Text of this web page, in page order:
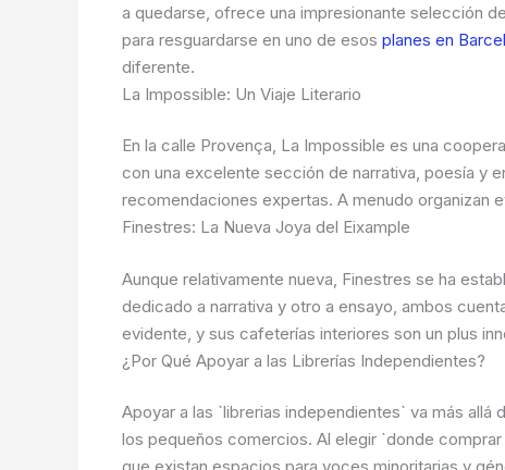
a quedarse, ofrece una impresionante selección
para resguardarse en uno de esos planes en
diferente.
La Impossible: Un Viaje Literario
En la calle Provença, La Impossible es una
con una excelente sección de narrativa, poesía y
recomendaciones expertas. A menudo organizan
Finestres: La Nueva Joya del Eixample
Aunque relativamente nueva, Finestres se ha
dedicado a narrativa y otro a ensayo, ambos
evidente, y sus cafeterías interiores son un plus
¿Por Qué Apoyar a las Librerías Independientes?
Apoyar a las `librerias independientes` va más allá
los pequeños comercios. Al elegir `donde